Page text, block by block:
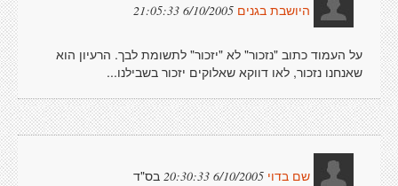
היושבת בגנים 6/10/2005 21:05:33
על העמוד כתוב "נזכור" לא "יזכור" לתשומת לבך. הרעיון הוא
שאנחנו נזכור, לאו דווקא שאלוקים יזכור בשבילנו...
שם בדוי 6/10/2005 20:30:33 בס"ד